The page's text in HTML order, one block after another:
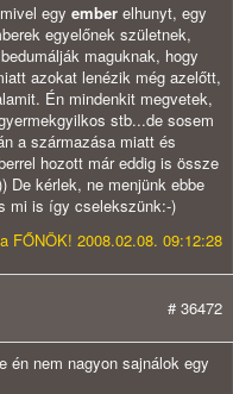
egy ember elhunyt, egy
egyelőnek születnek,
maguknak, hogy
azokat lenézik még azelőtt,
Én mindenkit megvetek,
stb...de sosem
a származása miatt és
hozott már eddig is össze
De kérlek, ne menjünk ebbe
mi is így cselekszünk:-)
FŐNÖK! 2008.02.08. 09:12:28
# 36472
én nem nagyon sajnálok egy